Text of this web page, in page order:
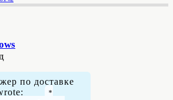
по доставке